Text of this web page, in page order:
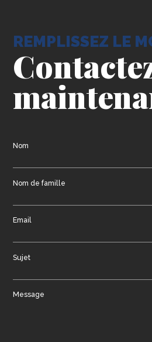
REMPLISSEZ LE
Nom
Nom de famille
Email
Sujet
Message